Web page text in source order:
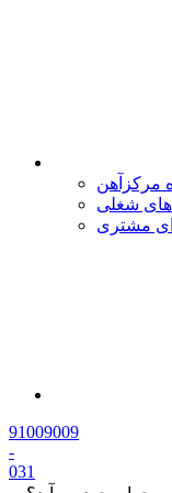
مرکزآهن
شغلی
مشتری
91009009
-
031